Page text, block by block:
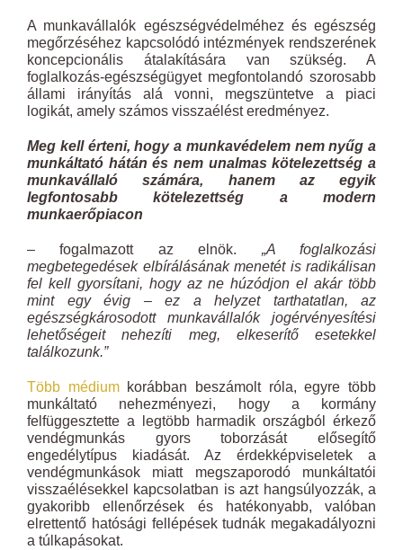
A munkavállalók egészségvédelméhez és egészség
megőrzéséhez kapcsolódó intézmények rendszerének
koncepcionális átalakítására van szükség. A
foglalkozás-egészségügyet megfontolandó szorosabb
állami irányítás alá vonni, megszüntetve a piaci
logikát, amely számos visszaélést eredményez.
Meg kell érteni, hogy a munkavédelem nem nyűg a
munkáltató hátán és nem unalmas kötelezettség a
munkavállaló számára, hanem az egyik
legfontosabb kötelezettség a modern
munkaerőpiacon
– fogalmazott az elnök. „A foglalkozási
megbetegedések elbírálásának menetét is radikálisan
fel kell gyorsítani, hogy az ne húzódjon el akár több
mint egy évig – ez a helyzet tarthatatlan, az
egészségkárosodott munkavállalók jogérvényesítési
lehetőségeit nehezíti meg, elkeserítő esetekkel
találkozunk.”
Több médiumkorábban beszámolt róla, egyre több
munkáltató nehezményezi, hogy a kormány
felfüggesztette a legtöbb harmadik országból érkező
vendégmunkás gyors toborzását elősegítő
engedélytípus kiadását. Az érdekképviseletek a
vendégmunkások miatt megszaporodó munkáltatói
visszaélésekkel kapcsolatban is azt hangsúlyozzák, a
gyakoribb ellenőrzések és hatékonyabb, valóban
elrettentő hatósági fellépések tudnák megakadályozni
a túlkapásokat.